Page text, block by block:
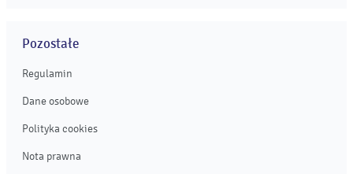
Pozostałe
Regulamin
Dane osobowe
Polityka cookies
Nota prawna